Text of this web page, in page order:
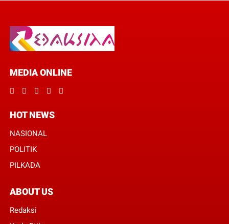
MEDIA ONLINE
HOT NEWS
NASIONAL
POLITIK
PILKADA
ABOUT US
Redaksi